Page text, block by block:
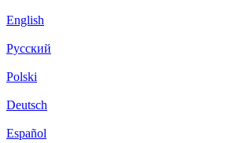
English
Русский
Polski
Deutsch
Español